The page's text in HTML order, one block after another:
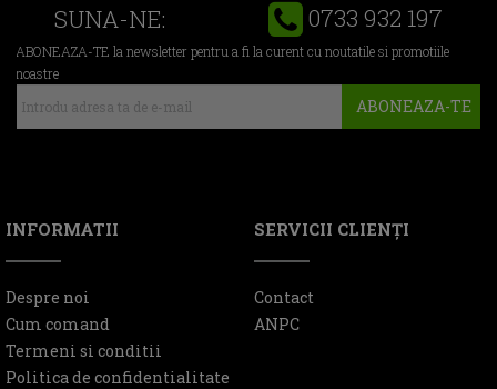
SUNA-NE: 0733 932 197
ABONEAZA-TE la newsletter pentru a fi la curent cu noutatile si promotiile
noastre
ABONEAZA-TE
INFORMATII
Despre noi
Cum comand
Termeni si conditii
Politica de confidentialitate
SERVICII CLIENŢI
Contact
ANPC